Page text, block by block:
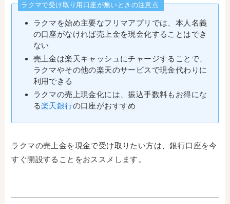
ラクマで受け取り用口座が無いときの注意点
ラクマを始め主要なフリマアプリでは、本人名義
の口座がなければ売上金を現金化することはでき
ない
売上金は楽天キャッシュにチャージすることで、
ラクマやその他の楽天のサービスで現金代わりに
利用できる
ラクマの売上現金化には、振込手数料もお得にな
る楽天銀行の口座がおすすめ
ラクマの売上金を現金で受け取りたい方は、銀行口座を今
すぐ開設することをおススメします。